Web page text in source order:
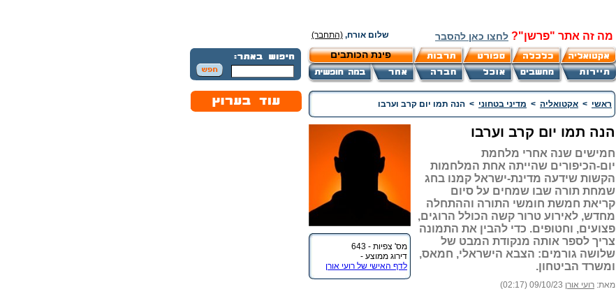
מה זה אתר "פרשן"? לחצו כאן להסבר שלום אורח, (התחבר)
פינת הכותבים
ראשי > אקטואליה > מדיני בטחוני > הנה תמו יום קרב וערבו
מס' צפיות - 643
דירוג ממוצע -
לדף האישי של רועי אורן
הנה תמו יום קרב וערבו
חמישים שנה אחרי מלחמת
יום-הכיפורים שהייתה אחת המלחמות
הקשות שידעה מדינת-ישראל קמנו בחג
שמחת תורה שבו שמחים על סיום
קריאת חמשת חומשי התורה וההתחלה
מחדש, לאירוע טרור קשה הכולל הרוגים,
פצועים, וחטופים. כדי להבין את התמונה
צריך לספר אותה מנקודת המבט של
שלושה גורמים: הצבא הישראלי, חמאס,
ומשרד הביטחון.
מאת: רועי אורן 09/10/23 (02:17)